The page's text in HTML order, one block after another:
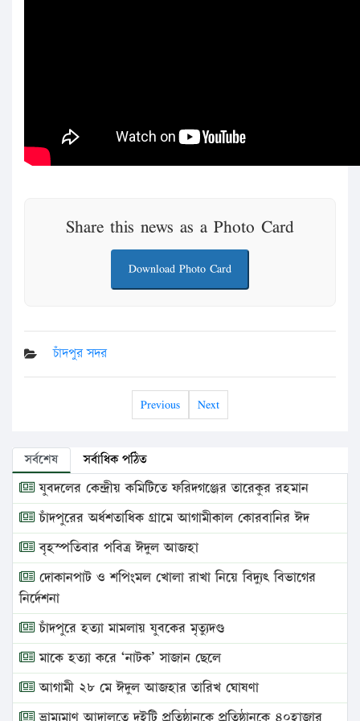
Share this news as a Photo Card
Download Photo Card
চাঁদপুর সদর
Previous Next
সর্বশেষ সর্বাধিক পঠিত
যুবদলের কেন্দ্রীয় কমিটিতে ফরিদগঞ্জের তারেকুর রহমান
চাঁদপুরের অর্ধশতাধিক গ্রামে আগামীকাল কোরবানির ঈদ
বৃহস্পতিবার পবিত্র ঈদুল আজহা
দোকানপাট ও শপিংমল খোলা রাখা নিয়ে বিদ্যুৎ বিভাগের
নির্দেশনা
চাঁদপুরে হত্যা মামলায় যুবকের মৃত্যুদণ্ড
মাকে হত্যা করে ‘নাটক’ সাজান ছেলে
আগামী ২৮ মে ঈদুল আজহার তারিখ ঘোষণা